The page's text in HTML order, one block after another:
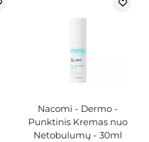
Nacomi - Dermo -
Punktinis Kremas nuo
Netobulumų - 30ml